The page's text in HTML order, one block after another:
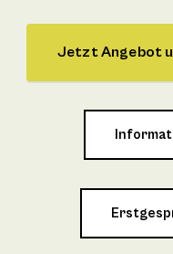
Jetzt Angebot